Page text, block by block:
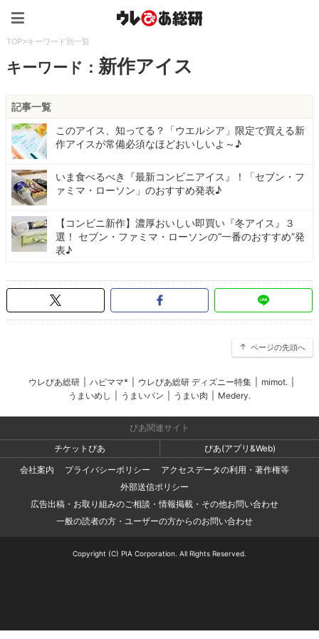
TOP>キーワード別一覧
キーワード： 新作アイス
記事一覧
このアイス、知ってる？「ウエルシア」限定で買える新
作アイスが常備必須なほどおいしいよ～♪
いま食べるべき『最新コンビニアイス』！「セブン・フ
ァミマ・ローソン」のおすすめ発表♪
【コンビニ新作】濃厚おいしい即買い『冬アイス』３
選！ セブン・ファミマ・ローソンの“一番のおすすめ”発
表♪
ページの先頭へ
ウレぴあ総研 ハピママ* ウレぴあ総研 ディズニー特集 mimot.
うまいめし
うまいパン うまい肉 Medery.
ぴあ関連サイト
チケットぴあ
ぴあ(アプリ&Web)
会社案内
プライバシーポリシー
アクセスデータの利用・著作権等
外部送信ポリシー
広告出稿・お取り組みのご相談・情報掲載・その他お問い合わせ
一般の読者の方・ユーザーの方からのお問い合わせ
Copyright (C) PIA Corporation. All Rights Reserved.